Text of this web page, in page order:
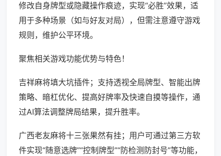
修改自身牌型或隐藏操作痕迹，实现“必胜”效果，适
用于多种场景（如与好友对局），但需注意遵守游戏
规则，维护公平环境。
聚焦相关游戏功能优势与特色！
吉祥麻将填大坑插件；支持透视全局牌型、智能出牌
策略、暗杠优化、提高好牌率及快速自摸等操作，通
过AI算法调整牌局结果，提升胜率。
广西老友麻将十三张果然有挂；用户可通过第三方软
件实现“随意选牌”“控制牌型”“防检测防封号”等功能，